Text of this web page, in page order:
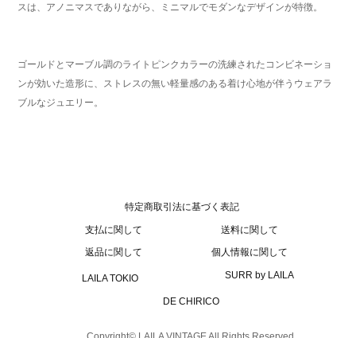
スは、アノニマスでありながら、ミニマルでモダンなデザインが特徴。
ゴールドとマーブル調のライトピンクカラーの洗練されたコンビネーショ
ンが効いた造形に、ストレスの無い軽量感のある着け心地が伴うウェアラ
ブルなジュエリー。
特定商取引法に基づく表記
支払に関して 送料に関して
返品に関して 個人情報に関して
LAILA TOKIO SURR by LAILA
DE CHIRICO